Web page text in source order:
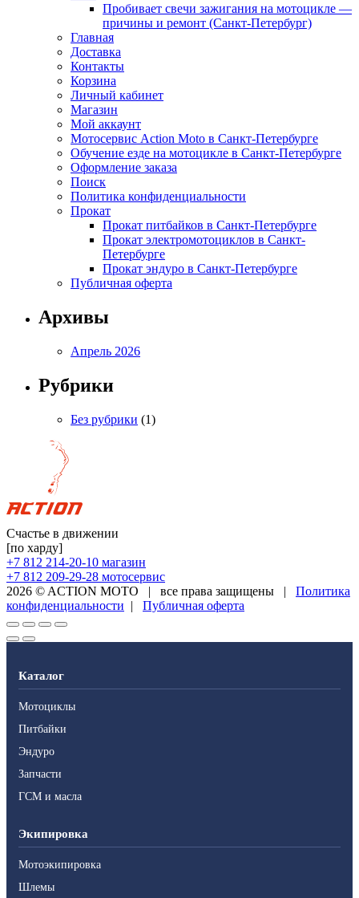
Пробивает свечи зажигания на мотоцикле —
причины и ремонт (Санкт-Петербург)
Главная
Доставка
Контакты
Корзина
Личный кабинет
Магазин
Мой аккаунт
Мотосервис Action Moto в Санкт-Петербурге
Обучение езде на мотоцикле в Санкт-Петербурге
Оформление заказа
Поиск
Политика конфиденциальности
Прокат
Прокат питбайков в Санкт-Петербурге
Прокат электромотоциклов в Санкт-
Петербурге
Прокат эндуро в Санкт-Петербурге
Публичная оферта
Архивы
Апрель 2026
Рубрики
Без рубрики (1)
Счастье в движении
[по харду]
+7 812 214-20-10 магазин
+7 812 209-29-28 мотосервис
2026 © ACTION MOTO | все права защищены |
Политика
конфиденциальности | Публичная оферта
Каталог
Мотоциклы
Питбайки
Эндуро
Запчасти
ГСМ и масла
Экипировка
Мотоэкипировка
Шлемы